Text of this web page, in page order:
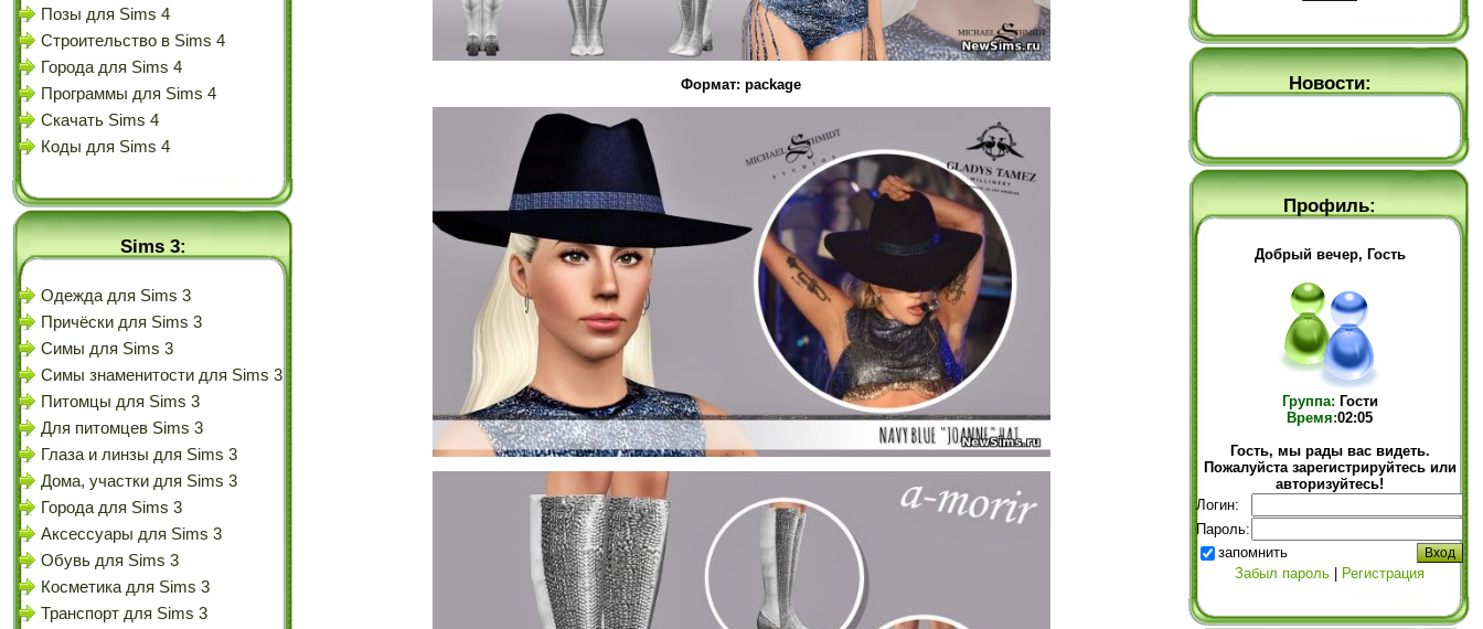
Позы для Sims 4
Строительство в Sims 4
Города для Sims 4
Программы для Sims 4
Скачать Sims 4
Коды для Sims 4
Sims 3:
Одежда для Sims 3
Причёски для Sims 3
Симы для Sims 3
Симы знаменитости для Sims 3
Питомцы для Sims 3
Для питомцев Sims 3
Глаза и линзы для Sims 3
Дома, участки для Sims 3
Города для Sims 3
Аксессуары для Sims 3
Обувь для Sims 3
Косметика для Sims 3
Транспорт для Sims 3
Формат: package Новости:
Профиль:
Добрый вечер, Гость
Группа: Гости
Время:02:05
Гость, мы рады вас видеть.
Пожалуйста зарегистрируйтесь или
авторизуйтесь!
Логин:
Пароль:
запомнить
Забыл пароль
Регистрация